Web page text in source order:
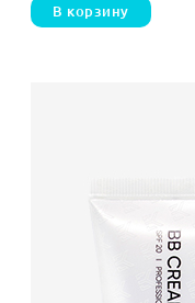
В корзину